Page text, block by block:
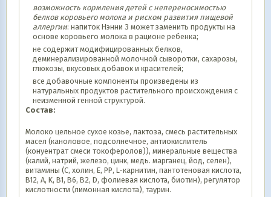
возможность кормления детей с непереносимостью
белков коровьего молока и риском развития пищевой
аллергии: напиток Нэнни 3 может заменить продукты на
основе коровьего молока в рационе ребенка;
не содержит модифицированных белков,
деминерализированной молочной сыворотки, сахарозы,
глюкозы, вкусовых добавок и красителей;
все добавочные компоненты произведены из
натуральных продуктов растительного происхождения с
неизменной генной структурой.
Состав:
Молоко цельное сухое козье, лактоза, смесь растительных
масел (каноловое, подсолнечное, антиокислитель
(конуентрат смеси токоферолов)), минеральные вещества
(калий, натрий, железо, цинк, медь. марганец, йод, селен),
витамины (С, холин, Е, РР, L-карнитин, пантотеновая кислота,
B12, A, K, B1, B6, B2, D, фолиевая кислота, биотин), регулятор
кислотности (лимонная кислота), таурин.